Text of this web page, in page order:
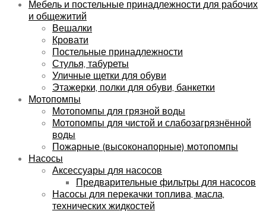
Мебель и постельные принадлежности для рабочих
и общежитий
Вешалки
Кровати
Постельные принадлежности
Стулья, табуреты
Уличные щетки для обуви
Этажерки, полки для обуви, банкетки
Мотопомпы
Мотопомпы для грязной воды
Мотопомпы для чистой и слабозагрязнённой
воды
Пожарные (высоконапорные) мотопомпы
Насосы
Аксессуары для насосов
Предварительные фильтры для насосов
Насосы для перекачки топлива, масла,
технических жидкостей